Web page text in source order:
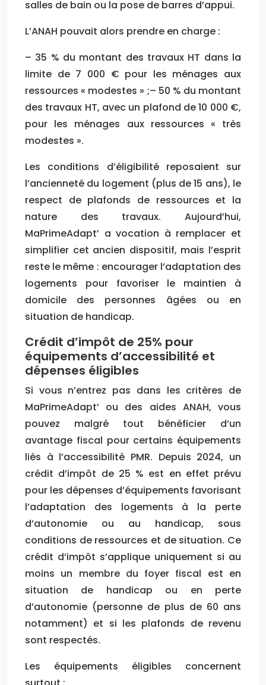
salles de bain ou la pose de barres d’appui.
L’ANAH pouvait alors prendre en charge :
– 35 % du montant des travaux HT dans la
limite de 7 000 € pour les ménages aux
ressources « modestes » ;– 50 % du montant
des travaux HT, avec un plafond de 10 000 €,
pour les ménages aux ressources « très
modestes ».
Les conditions d’éligibilité reposaient sur
l’ancienneté du logement (plus de 15 ans), le
respect de plafonds de ressources et la
nature des travaux. Aujourd’hui,
MaPrimeAdapt’ a vocation à remplacer et
simplifier cet ancien dispositif, mais l’esprit
reste le même : encourager l’adaptation des
logements pour favoriser le maintien à
domicile des personnes âgées ou en
situation de handicap.
Crédit d’impôt de 25% pour
équipements d’accessibilité et
dépenses éligibles
Si vous n’entrez pas dans les critères de
MaPrimeAdapt’ ou des aides ANAH, vous
pouvez malgré tout bénéficier d’un
avantage fiscal pour certains équipements
liés à l’accessibilité PMR. Depuis 2024, un
crédit d’impôt de 25 % est en effet prévu
pour les dépenses d’équipements favorisant
l’adaptation des logements à la perte
d’autonomie ou au handicap, sous
conditions de ressources et de situation. Ce
crédit d’impôt s’applique uniquement si au
moins un membre du foyer fiscal est en
situation de handicap ou en perte
d’autonomie (personne de plus de 60 ans
notamment) et si les plafonds de revenu
sont respectés.
Les équipements éligibles concernent